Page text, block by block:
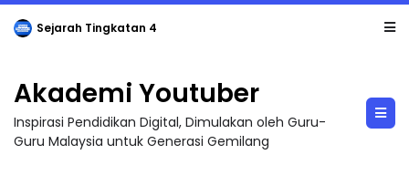
Sejarah Tingkatan 4
Akademi Youtuber
Inspirasi Pendidikan Digital, Dimulakan oleh Guru-
Guru Malaysia untuk Generasi Gemilang